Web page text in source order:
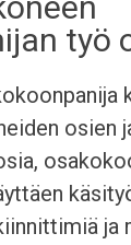
työ
osien
ja